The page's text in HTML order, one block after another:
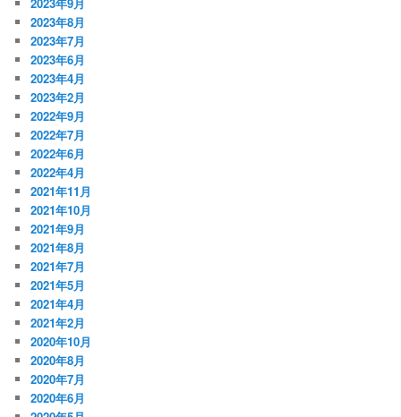
2023年8月
2023年7月
2023年6月
2023年4月
2023年2月
2022年9月
2022年7月
2022年6月
2022年4月
2021年11月
2021年10月
2021年9月
2021年8月
2021年7月
2021年5月
2021年4月
2021年2月
2020年10月
2020年8月
2020年7月
2020年6月